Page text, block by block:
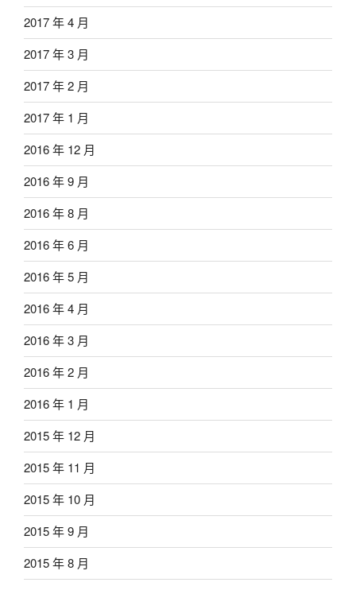
2017 年 4 月
2017 年 3 月
2017 年 2 月
2017 年 1 月
2016 年 12 月
2016 年 9 月
2016 年 8 月
2016 年 6 月
2016 年 5 月
2016 年 4 月
2016 年 3 月
2016 年 2 月
2016 年 1 月
2015 年 12 月
2015 年 11 月
2015 年 10 月
2015 年 9 月
2015 年 8 月